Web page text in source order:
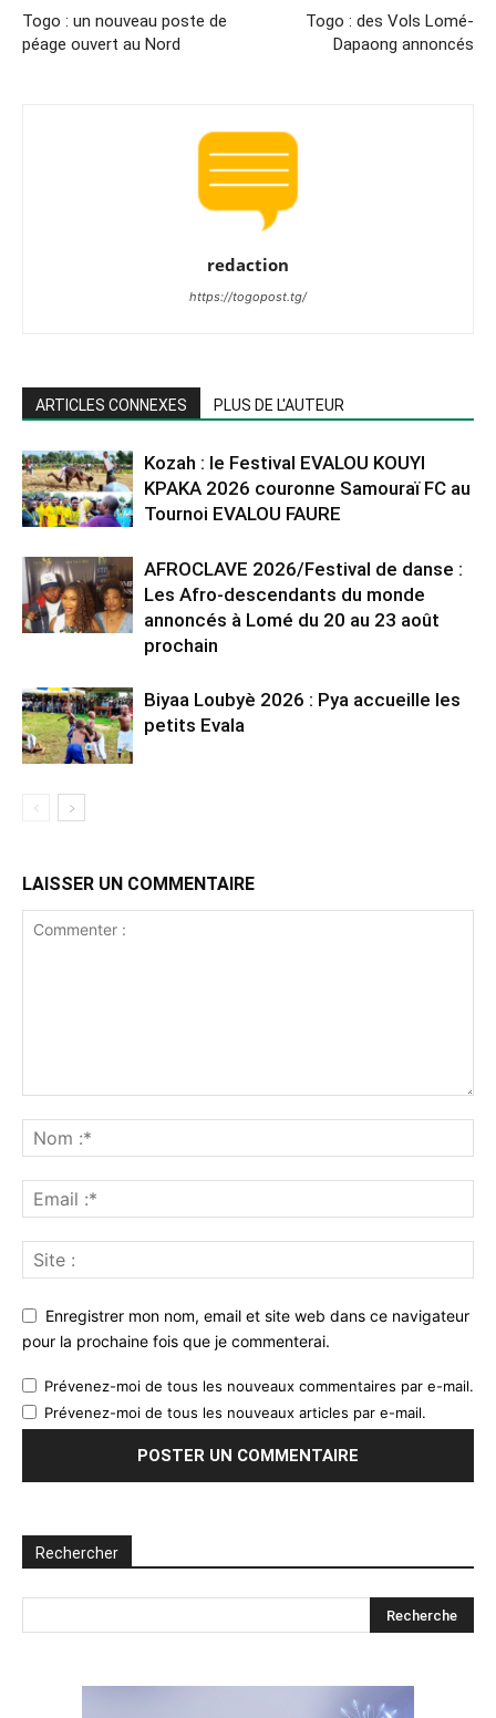
Togo : un nouveau poste de
péage ouvert au Nord
Togo : des Vols Lomé-
Dapaong annoncés
redaction
https://togopost.tg/
ARTICLES CONNEXES PLUS DE L'AUTEUR
Kozah : le Festival EVALOU KOUYI
KPAKA 2026 couronne Samouraï FC au
Tournoi EVALOU FAURE
AFROCLAVE 2026/Festival de danse :
Les Afro-descendants du monde
annoncés à Lomé du 20 au 23 août
prochain
Biyaa Loubyè 2026 : Pya accueille les
petits Evala
LAISSER UN COMMENTAIRE
Enregistrer mon nom, email et site web dans ce navigateur
pour la prochaine fois que je commenterai.
Prévenez-moi de tous les nouveaux commentaires par e-mail.
Prévenez-moi de tous les nouveaux articles par e-mail.
Rechercher